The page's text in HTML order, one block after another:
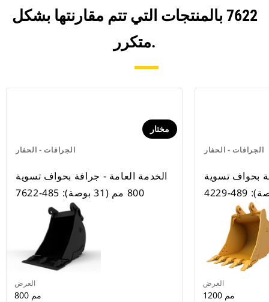
7622 بالمنتجات التي تتم مقارنتها بشكل
متكرر.
الجرافات - الحفار
مختار
الخدمة العامة - جرافة بحواف تسوية
800 مم (31 بوصة): 485-7622
العرض
800 مم
الجرافات - الحفار
بحواف تسوية
العرض
1200 مم